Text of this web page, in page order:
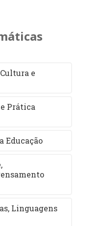
e
Prática
Educação
Linguagens